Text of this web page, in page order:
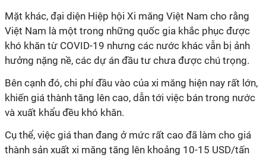
Mặt khác, đại diện Hiệp hội Xi măng Việt Nam cho rằng
Việt Nam là một trong những quốc gia khắc phục được
khó khăn từ COVID-19 nhưng các nước khác vẫn bị ảnh
hưởng nặng nề, các dự án đầu tư chưa được chú trọng.
Bên cạnh đó, chi phí đầu vào của xi măng hiện nay rất lớn,
khiến giá thành tăng lên cao, dẫn tới việc bán trong nước
và xuất khẩu đều khó khăn.
Cụ thể, việc giá than đang ở mức rất cao đã làm cho giá
thành sản xuất xi măng tăng lên khoảng 10-15 USD/tấn